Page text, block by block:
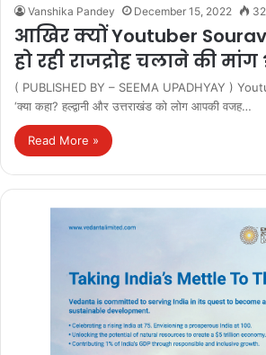
Vanshika Pandey December 15, 2022 32
आखिर क्‍यों Youtuber
हो रही राजद्रोह चलाने की मांग
( PUBLISHED BY – SEEMA UPADHYAY )
‘क्या कहा? हल्द्वानी और उत्तराखंड को लोग आपकी वजह…
Read More »